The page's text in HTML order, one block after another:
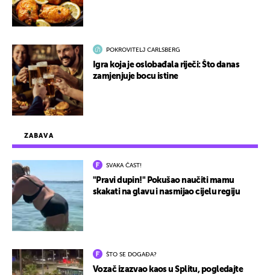
ZABAVA
SVAKA ČAST!
"Pravi dupin!" Pokušao naučiti mamu
skakati na glavu i nasmijao cijelu regiju
ŠTO SE DOGAĐA?
Vozač izazvao kaos u Splitu, pogledajte
POKROVITELJ CARLSBERG
Igra koja je oslobađala riječi: Što danas
zamjenjuje bocu istine